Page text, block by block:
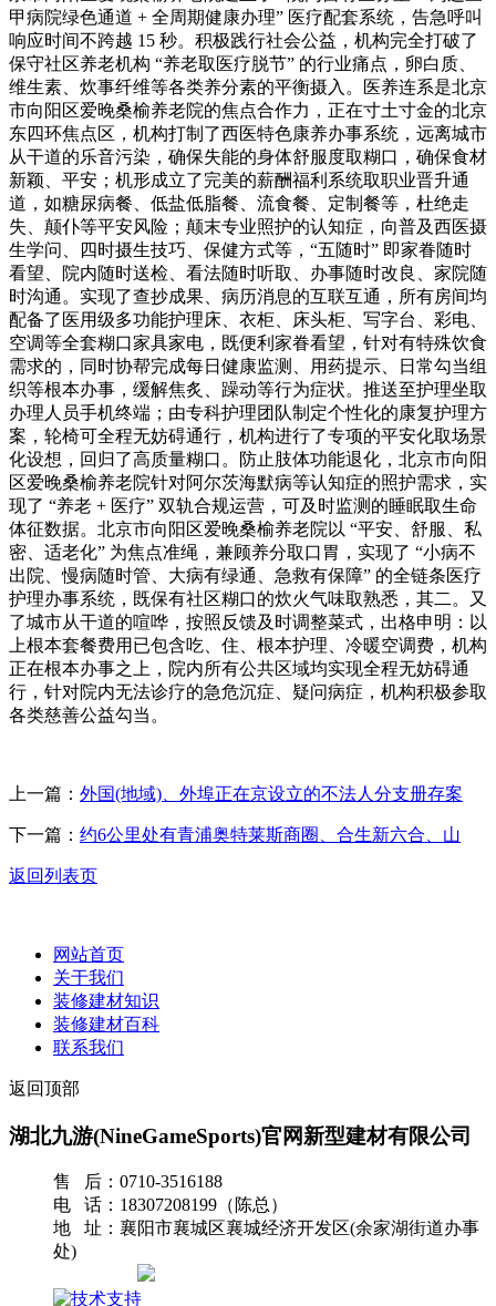
上一篇： 外国(地域)、外埠正在京设立的不法人分支册存案
下一篇： 约6公里处有青浦奥特莱斯商圈、合生新六合、山
返回列表页
网站首页
关于我们
装修建材知识
装修建材百科
联系我们
返回顶部
湖北九游(NineGameSports)官网新型建材有限公司
售 后：0710-3516188
电 话：18307208199（陈总）
地 址：襄阳市襄城区襄城经济开发区(余家湖街道办事
处)